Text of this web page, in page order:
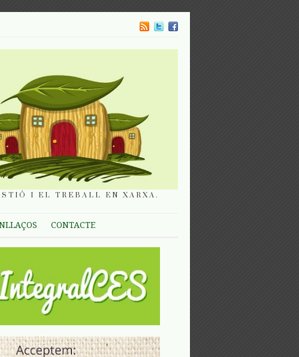
I EL TREBALL EN XARXA.
CONTACTE